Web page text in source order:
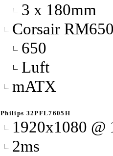
3 x 180mm
Corsair
650
Luft
mATX
Philips 32PFL7605H
1920x1080 @
2ms